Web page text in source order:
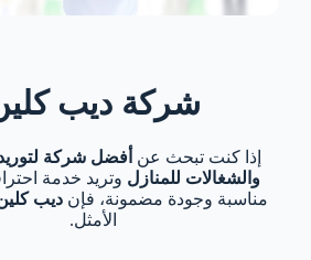
شركة ديب
إذا كنت تبحث عن أفضل شركة
والشغالات للمنازل وتريد خدمة
مناسبة وجودة مضمونة، فإن ديب
الأمثل.